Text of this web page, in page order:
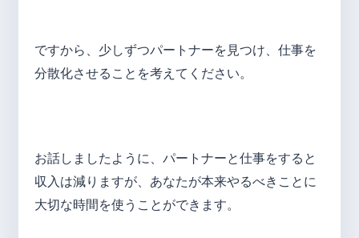
ですから、少しずつパートナーを見つけ、仕事を
分散化させることを考えてください。
お話しましたように、パートナーと仕事をすると
収入は減りますが、あなたが本来やるべきことに
大切な時間を使うことができます。